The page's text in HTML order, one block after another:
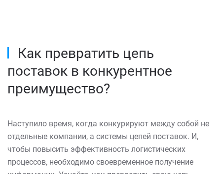
Как превратить цепь
поставок в конкурентное
преимущество?
Наступило время, когда конкурируют между собой не
отдельные компании, а системы цепей поставок. И,
чтобы повысить эффективность логистических
процессов, необходимо своевременное получение